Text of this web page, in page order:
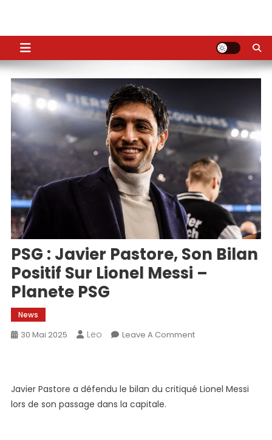
PSG : Javier Pastore, Son Bilan
Positif Sur Lionel Messi –
Planete PSG
News
30 Mai 2025 Leo Leave A CommentOn
Pastore,
Javier Pastore a défendu le bilan du critiqué Lionel Messi
lors de son passage dans la capitale.